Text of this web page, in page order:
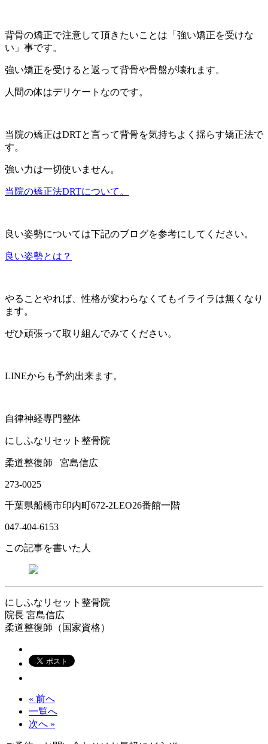
背骨の矯正で注意して頂きたいことは「強い矯正を受けな
い」事です。
強い矯正を受けると返って背骨や骨盤が壊れます。
人間の体はデリケートなのです。
当院の矯正はDRTと言って背骨を気持ちよく揺らす矯正法で
す。
強い力は一切使いません。
当院の矯正法DRTについて。
良い姿勢については下記のブログを参考にしてください。
良い姿勢とは？
やることやれば、性格が変わらなくてもイライラは無くなり
ます。
ぜひ頑張って取り組んでみてください。
LINEからも予約出来ます。
自律神経専門整体
にしふなリセット整骨院
柔道整復師 宮島信広
273-0025
千葉県船橋市印内町672-2LEO26番館一階
047-404-6153
この記事を書いた人
にしふなリセット整骨院
院長 宮島信広
柔道整復師（国家資格）
« 前へ
一覧へ
次へ »